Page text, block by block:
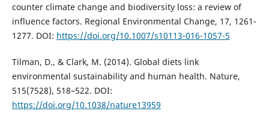
counter climate change and biodiversity loss: a review of
influence factors. Regional Environmental Change, 17, 1261-
1277. DOI: https://doi.org/10.1007/s10113-016-1057-5
Tilman, D., & Clark, M. (2014). Global diets link
environmental sustainability and human health. Nature,
515(7528), 518–522. DOI:
https://doi.org/10.1038/nature13959